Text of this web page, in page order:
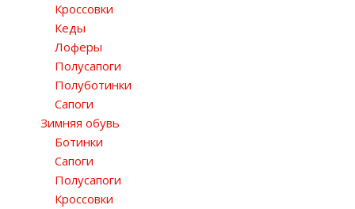
Кроссовки
Кеды
Лоферы
Полусапоги
Полуботинки
Сапоги
Зимняя обувь
Ботинки
Сапоги
Полусапоги
Кроссовки